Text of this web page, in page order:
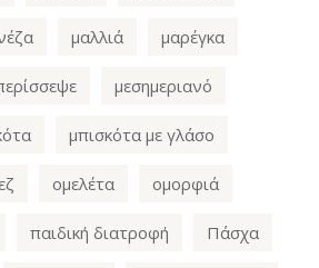
μαλλιά μαρέγκα
μεσημεριανό
μπισκότα με γλάσο
ομελέτα ομορφιά
παιδική διατροφή Πάσχα